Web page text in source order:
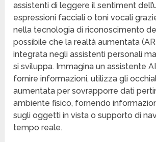
assistenti di leggere il sentiment
espressioni facciali o toni vocali
nella tecnologia di riconoscimento
possibile che la realtà aumentata
integrata negli assistenti personali
si sviluppa. Immagina un assistente
fornire informazioni, utilizza gli
aumentata per sovrapporre dati
ambiente fisico, fornendo
sugli oggetti in vista o supporto di
tempo reale.